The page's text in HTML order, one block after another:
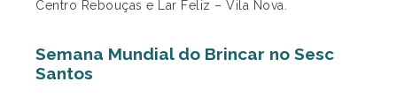
Centro Rebouças e Lar Feliz – Vila Nova.
Semana Mundial do Brincar no Sesc
Santos